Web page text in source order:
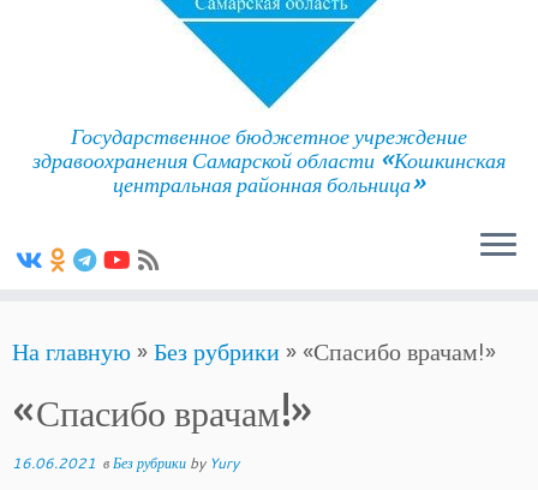
to
content
Государственное бюджетное учреждение
здравоохранения Самарской области «Кошкинская
центральная районная больница»
На главную»Без рубрики» «Спасибо врачам!»
«Спасибо врачам!»
16.06.2021 вБез рубрики by Yury